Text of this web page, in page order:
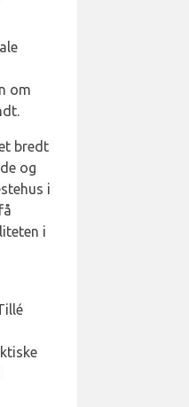
om
bredt
og
i
i